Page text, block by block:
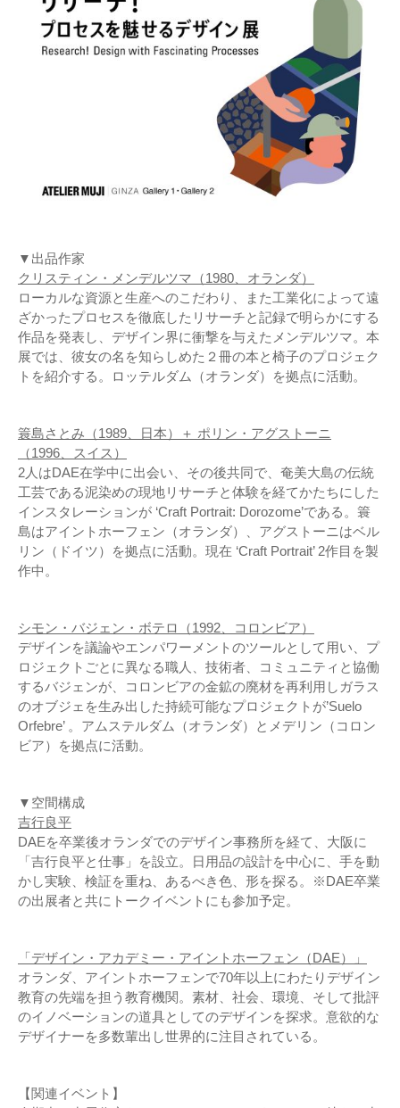
▼出品作家
クリスティン・メンデルツマ（1980、オランダ）
ローカルな資源と生産へのこだわり、また工業化によって遠
ざかったプロセスを徹底したリサーチと記録で明らかにする
作品を発表し、デザイン界に衝撃を与えたメンデルツマ。本
展では、彼女の名を知らしめた２冊の本と椅子のプロジェク
トを紹介する。ロッテルダム（オランダ）を拠点に活動。
簑島さとみ（1989、日本）＋ ポリン・アグストーニ
（1996、スイス）
2人はDAE在学中に出会い、その後共同で、奄美大島の伝統
工芸である泥染めの現地リサーチと体験を経てかたちにした
インスタレーションが ‘Craft Portrait: Dorozome’である。簑
島はアイントホーフェン（オランダ）、アグストーニはベル
リン（ドイツ）を拠点に活動。現在 ‘Craft Portrait’ 2作目を製
作中。
シモン・バジェン・ボテロ（1992、コロンビア）
デザインを議論やエンパワーメントのツールとして用い、プ
ロジェクトごとに異なる職人、技術者、コミュニティと協働
するバジェンが、コロンビアの金鉱の廃材を再利用しガラス
のオブジェを生み出した持続可能なプロジェクトが’Suelo
Orfebre’ 。アムステルダム（オランダ）とメデリン（コロン
ビア）を拠点に活動。
▼空間構成
吉行良平
DAEを卒業後オランダでのデザイン事務所を経て、大阪に
「吉行良平と仕事」を設立。日用品の設計を中心に、手を動
かし実験、検証を重ね、あるべき色、形を探る。※DAE卒業
の出展者と共にトークイベントにも参加予定。
「デザイン・アカデミー・アイントホーフェン（DAE）」
オランダ、アイントホーフェンで70年以上にわたりデザイン
教育の先端を担う教育機関。素材、社会、環境、そして批評
のイノベーションの道具としてのデザインを探求。意欲的な
デザイナーを多数輩出し世界的に注目されている。
【関連イベント】